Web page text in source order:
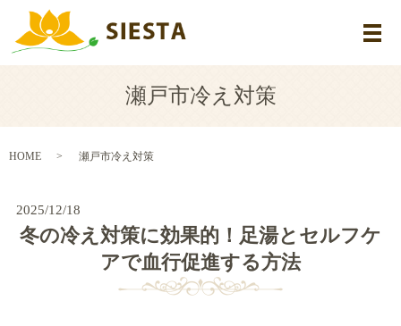
メ
瀬戸市冷え対策
HOME 瀬戸市冷え対策
2025/12/18
冬の冷え対策に効果的！足湯とセルフケ
アで血行促進する方法